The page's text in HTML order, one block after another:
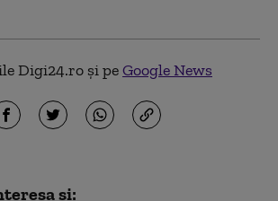
Digi24.ro și peGoogle News
și: